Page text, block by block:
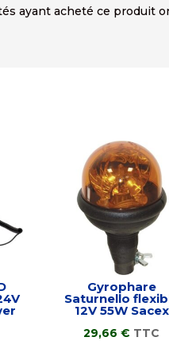
ayant acheté ce produit
Gyrophare
Saturnello
12V 55W Sacex
29,66€ TTC